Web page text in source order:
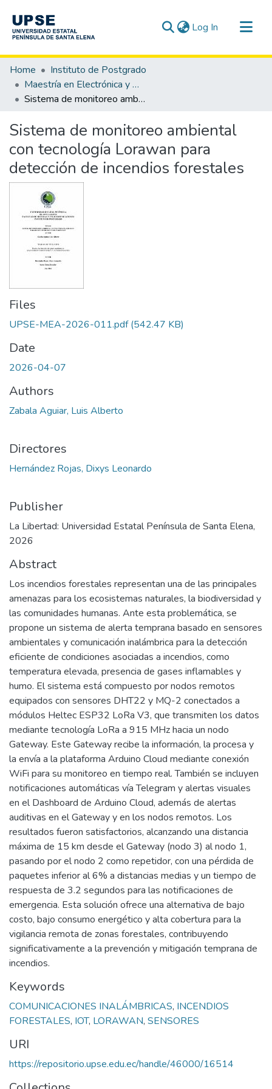
Log In (current)
Communities & Collections
All of DSpace
Statistics
Home
Instituto de Postgrado
Maestría en Electrónica y Automatización
Sistema de monitoreo ambiental con tecnología Lorawan para detección de incendios forestales
Sistema de monitoreo ambiental
con tecnología Lorawan para
detección de incendios forestales
Files
UPSE-MEA-2026-011.pdf(542.47 KB)
Date
2026-04-07
Authors
Zabala Aguiar, Luis Alberto
Directores
Hernández Rojas, Dixys Leonardo
Publisher
La Libertad: Universidad Estatal Península de Santa Elena,
2026
Abstract
Los incendios forestales representan una de las principales
amenazas para los ecosistemas naturales, la biodiversidad y
las comunidades humanas. Ante esta problemática, se
propone un sistema de alerta temprana basado en sensores
ambientales y comunicación inalámbrica para la detección
eficiente de condiciones asociadas a incendios, como
temperatura elevada, presencia de gases inflamables y
humo. El sistema está compuesto por nodos remotos
equipados con sensores DHT22 y MQ-2 conectados a
módulos Heltec ESP32 LoRa V3, que transmiten los datos
mediante tecnología LoRa a 915 MHz hacia un nodo
Gateway. Este Gateway recibe la información, la procesa y
la envía a la plataforma Arduino Cloud mediante conexión
WiFi para su monitoreo en tiempo real. También se incluyen
notificaciones automáticas vía Telegram y alertas visuales
en el Dashboard de Arduino Cloud, además de alertas
auditivas en el Gateway y en los nodos remotos. Los
resultados fueron satisfactorios, alcanzando una distancia
máxima de 15 km desde el Gateway (nodo 3) al nodo 1,
pasando por el nodo 2 como repetidor, con una pérdida de
paquetes inferior al 6% a distancias medias y un tiempo de
respuesta de 3.2 segundos para las notificaciones de
emergencia. Esta solución ofrece una alternativa de bajo
costo, bajo consumo energético y alta cobertura para la
vigilancia remota de zonas forestales, contribuyendo
significativamente a la prevención y mitigación temprana de
incendios.
Keywords
COMUNICACIONES INALÁMBRICAS, INCENDIOS
FORESTALES, IOT, LORAWAN, SENSORES
URI
https://repositorio.upse.edu.ec/handle/46000/16514